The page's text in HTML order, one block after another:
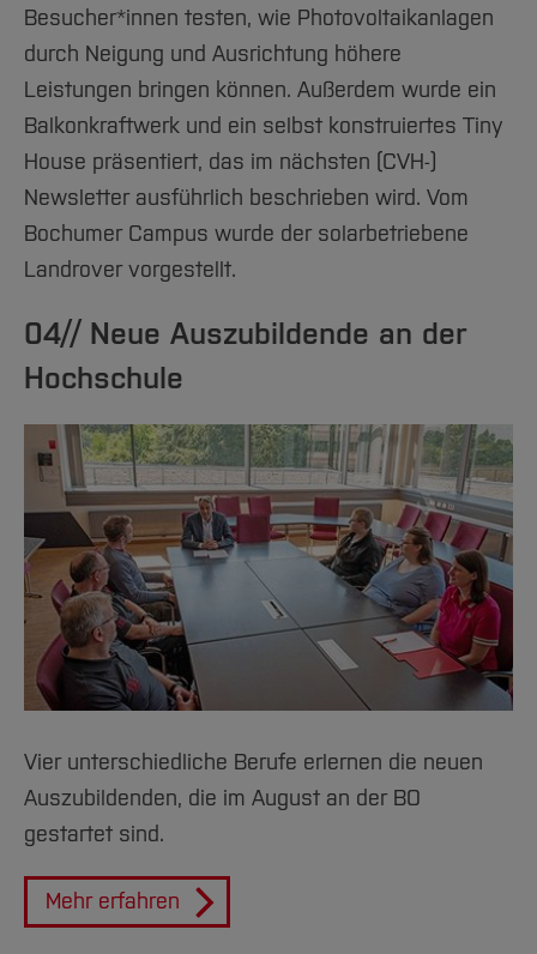
Besucher*innen testen, wie Photovoltaikanlagen
durch Neigung und Ausrichtung höhere
Leistungen bringen können. Außerdem wurde ein
Balkonkraftwerk und ein selbst konstruiertes Tiny
House präsentiert, das im nächsten (CVH-)
Newsletter ausführlich beschrieben wird. Vom
Bochumer Campus wurde der solarbetriebene
Landrover vorgestellt.
04// Neue Auszubildende an der
Hochschule
Vier unterschiedliche Berufe erlernen die neuen
Auszubildenden, die im August an der BO
gestartet sind.
Mehr erfahren